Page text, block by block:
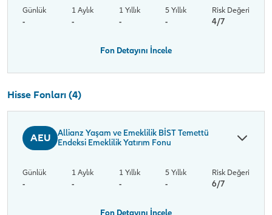
Günlük
-
1 Aylık
-
1 Yıllık
-
5 Yıllık
-
Risk Değeri
4/7
Fon Detayını İncele
Hisse Fonları (4)
AEU
Allianz Yaşam ve Emeklilik BİST Temettü
Endeksi Emeklilik Yatırım Fonu
Günlük
-
1 Aylık
-
1 Yıllık
-
5 Yıllık
-
Risk Değeri
6/7
Fon Detayını İncele